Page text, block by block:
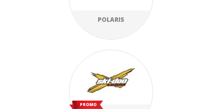
POLARIS
PROMO